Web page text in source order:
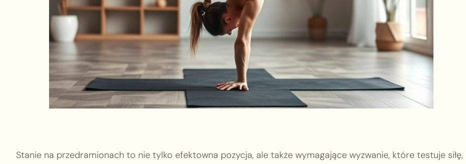
Stanie na przedramionach to nie tylko efektowna pozycja, ale także wymagające wyzwanie, które testuje siłę,